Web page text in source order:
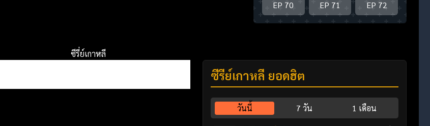
EP 70 EP 71 EP 72
ซีรี่ย์เกาหลี
ซีรี่ย์เกาหลี ยอดฮิต
วันนี้ 7 วัน 1 เดือน